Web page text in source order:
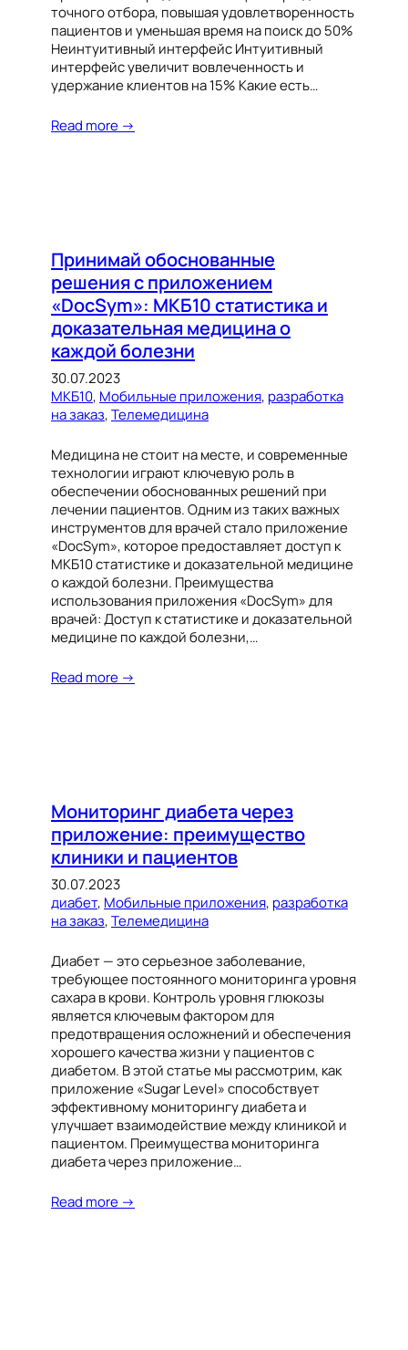
точного отбора, повышая удовлетворенность
пациентов и уменьшая время на поиск до 50%
Неинтуитивный интерфейс Интуитивный
интерфейс увеличит вовлеченность и
удержание клиентов на 15% Какие есть…
Read more →
Принимай обоснованные
решения с приложением
«DocSym»: МКБ10 статистика и
доказательная медицина о
каждой болезни
30.07.2023
МКБ10, Мобильные приложения, разработка
на заказ, Телемедицина
Медицина не стоит на месте, и современные
технологии играют ключевую роль в
обеспечении обоснованных решений при
лечении пациентов. Одним из таких важных
инструментов для врачей стало приложение
«DocSym», которое предоставляет доступ к
МКБ10 статистике и доказательной медицине
о каждой болезни. Преимущества
использования приложения «DocSym» для
врачей: Доступ к статистике и доказательной
медицине по каждой болезни,…
Read more →
Мониторинг диабета через
приложение: преимущество
клиники и пациентов
30.07.2023
диабет, Мобильные приложения, разработка
на заказ, Телемедицина
Диабет — это серьезное заболевание,
требующее постоянного мониторинга уровня
сахара в крови. Контроль уровня глюкозы
является ключевым фактором для
предотвращения осложнений и обеспечения
хорошего качества жизни у пациентов с
диабетом. В этой статье мы рассмотрим, как
приложение «Sugar Level» способствует
эффективному мониторингу диабета и
улучшает взаимодействие между клиникой и
пациентом. Преимущества мониторинга
диабета через приложение…
Read more →